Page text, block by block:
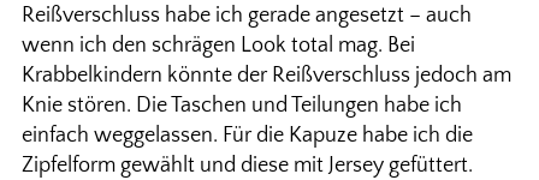
Reißverschluss habe ich gerade angesetzt – auch
wenn ich den schrägen Look total mag. Bei
Krabbelkindern könnte der Reißverschluss jedoch am
Knie stören. Die Taschen und Teilungen habe ich
einfach weggelassen. Für die Kapuze habe ich die
Zipfelform gewählt und diese mit Jersey gefüttert.